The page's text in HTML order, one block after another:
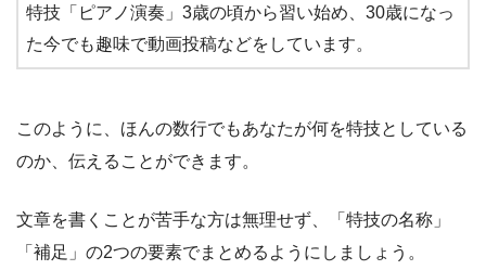
特技「ピアノ演奏」3歳の頃から習い始め、30歳になっ
た今でも趣味で動画投稿などをしています。
このように、ほんの数行でもあなたが何を特技としている
のか、伝えることができます。
文章を書くことが苦手な方は無理せず、「特技の名称」
「補足」の2つの要素でまとめるようにしましょう。